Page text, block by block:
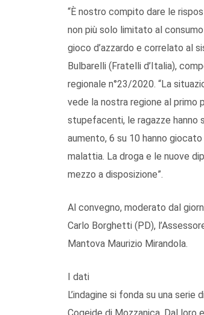
“È nostro compito dare le
non più solo limitato al
gioco d’azzardo e correlato al
Bulbarelli (Fratelli d’Italia),
regionale n°23/2020. “La
vede la nostra regione al primo
stupefacenti, le ragazze hanno
aumento, 6 su 10 hanno
malattia. La droga e le nuove
mezzo a disposizione”.
Al convegno, moderato dal
Carlo Borghetti (PD),
Mantova Maurizio Mirandola.
I dati
L’indagine si fonda su una